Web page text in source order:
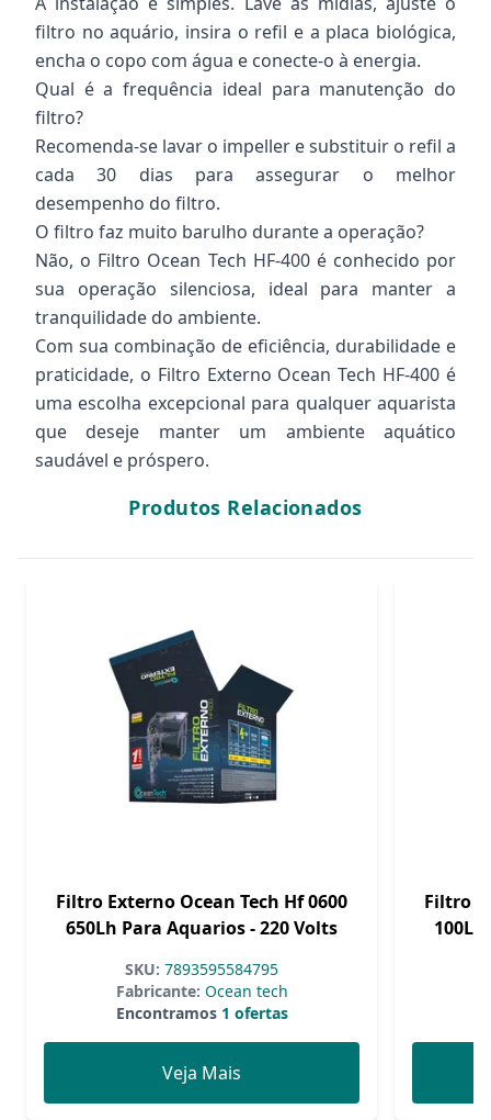
filtro no aquário, insira o refil e a placa biológica,
encha o copo com água e conecte-o à energia.
Qual é a frequência ideal para manutenção do
filtro?
Recomenda-se lavar o impeller e substituir o refil a
cada 30 dias para assegurar o melhor
desempenho do filtro.
O filtro faz muito barulho durante a operação?
Não, o Filtro Ocean Tech HF-400 é conhecido por
sua operação silenciosa, ideal para manter a
tranquilidade do ambiente.
Com sua combinação de eficiência, durabilidade e
praticidade, o Filtro Externo Ocean Tech HF-400 é
uma escolha excepcional para qualquer aquarista
que deseje manter um ambiente aquático
saudável e próspero.
Produtos Relacionados
Filtro Externo Ocean Tech Hf 0600
650Lh Para Aquarios - 220 Volts
SKU: 7893595584795
Fabricante: Ocean tech
Encontramos1 ofertas
Veja Mais
Filtro